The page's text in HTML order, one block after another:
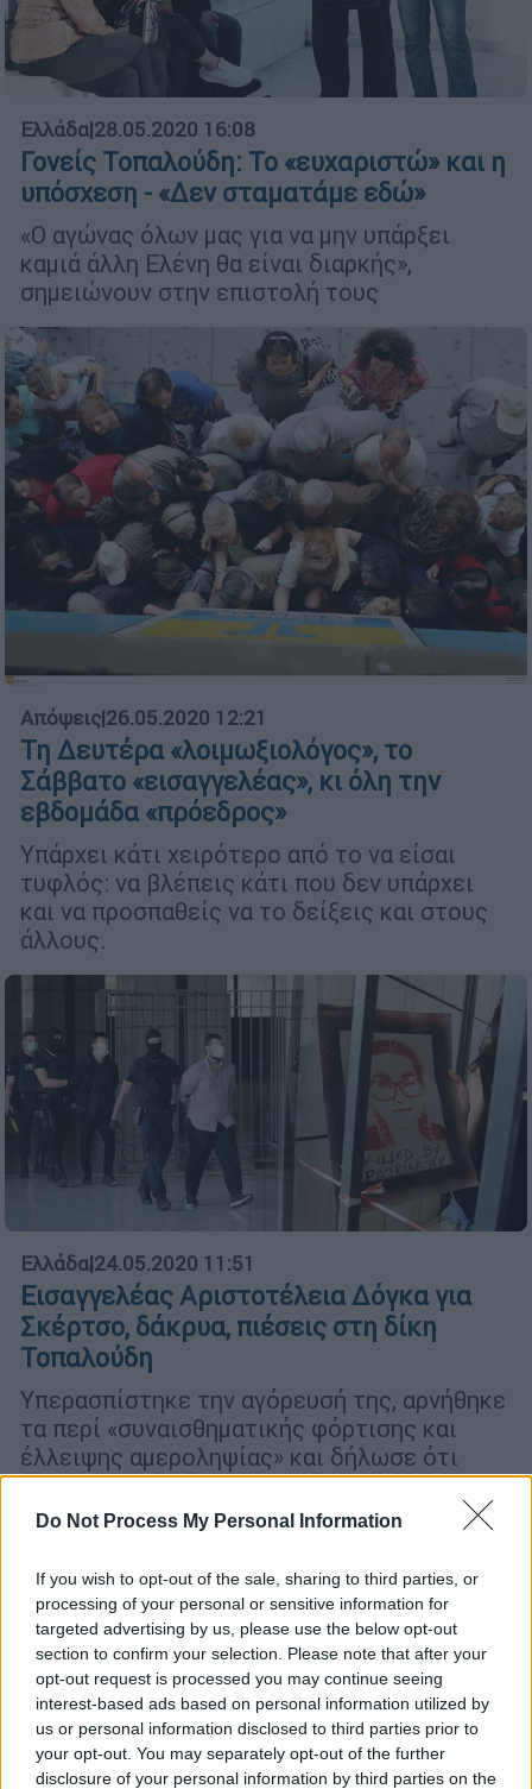
Do Not Process My Personal Information
If you wish to opt-out of the sale, sharing to third parties, or
processing of your personal or sensitive information for
targeted advertising by us, please use the below opt-out
section to confirm your selection. Please note that after your
opt-out request is processed you may continue seeing
interest-based ads based on personal information utilized by
us or personal information disclosed to third parties prior to
your opt-out. You may separately opt-out of the further
disclosure of your personal information by third parties on the
Ελλάδα|28.05.2020 16:08
Γονείς Τοπαλούδη: Το «ευχαριστώ» και η
υπόσχεση - «Δεν σταματάμε εδώ»
«Ο αγώνας όλων μας για να μην υπάρξει
καμιά άλλη Ελένη θα είναι διαρκής»,
σημειώνουν στην επιστολή τους
Απόψεις|26.05.2020 12:21
Τη Δευτέρα «λοιμωξιολόγος», το
Σάββατο «εισαγγελέας», κι όλη την
εβδομάδα «πρόεδρος»
Υπάρχει κάτι χειρότερο από το να είσαι
τυφλός: να βλέπεις κάτι που δεν υπάρχει
και να προσπαθείς να το δείξεις και στους
άλλους.
Ελλάδα|24.05.2020 11:51
Εισαγγελέας Αριστοτέλεια Δόγκα για
Σκέρτσο, δάκρυα, πιέσεις στη δίκη
Τοπαλούδη
Υπερασπίστηκε την αγόρευσή της, αρνήθηκε
τα περί «συναισθηματικής φόρτισης και
έλλειψης αμεροληψίας» και δήλωσε ότι
σκέφτεται και το ενδεχόμενο παραίτησης
από το Δικαστικό Σώμα